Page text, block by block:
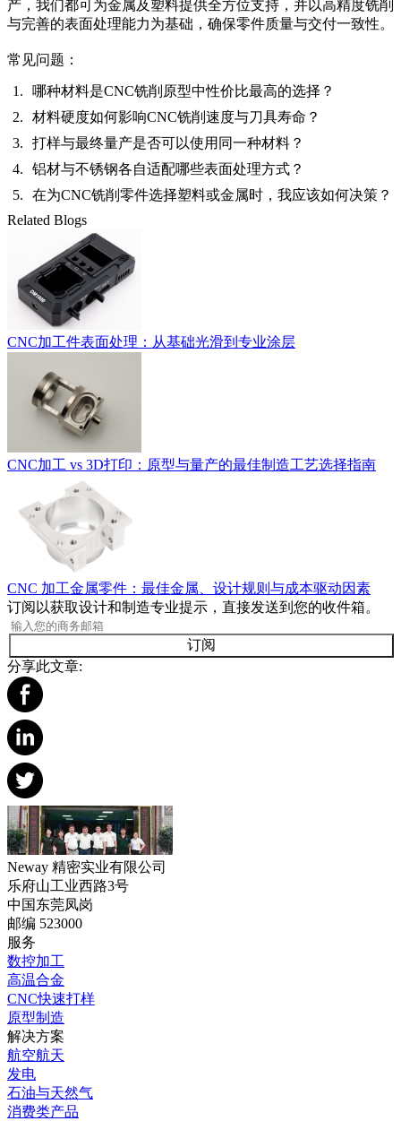
产，我们都可为金属及塑料提供全方位支持，并以高精度铣削
与完善的表面处理能力为基础，确保零件质量与交付一致性。
常见问题：
哪种材料是CNC铣削原型中性价比最高的选择？
材料硬度如何影响CNC铣削速度与刀具寿命？
打样与最终量产是否可以使用同一种材料？
铝材与不锈钢各自适配哪些表面处理方式？
在为CNC铣削零件选择塑料或金属时，我应该如何决策？
Related Blogs
CNC加工件表面处理：从基础光滑到专业涂层
CNC加工 vs 3D打印：原型与量产的最佳制造工艺选择指南
CNC 加工金属零件：最佳金属、设计规则与成本驱动因素
订阅以获取设计和制造专业提示，直接发送到您的收件箱。
订阅
分享此文章:
Neway 精密实业有限公司
乐府山工业西路3号
中国东莞凤岗
邮编 523000
服务
数控加工
高温合金
CNC快速打样
原型制造
解决方案
航空航天
发电
石油与天然气
消费类产品